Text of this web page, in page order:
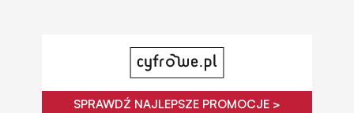
SPRAWDŹ NAJLEPSZE PROMOCJE >